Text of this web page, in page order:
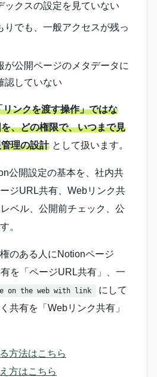
ックスの設定を見ていない
りでも、一般アクセスが残っ
が公開ページのメタデータに
認していない
ンクを渡す操作」ではな
、どの権限で、いつまで見
理の設計 として扱います。
公開設定の基本を、社内共
ジURL共有、Webリンク共
ベル、公開前チェック、公
。
のある人にNotionページ
を「ページURL共有」、一
on the web with link
にして
共有を「Webリンク共有」
方法はこちら
方はこちら